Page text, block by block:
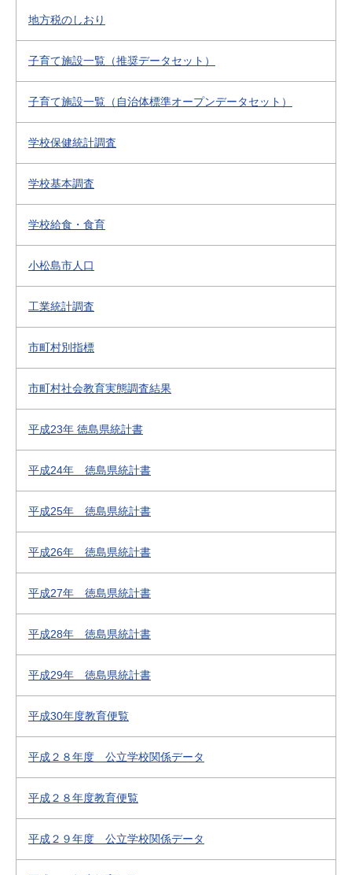
地方税のしおり
子育て施設一覧（推奨データセット）
子育て施設一覧（自治体標準オープンデータセット）
学校保健統計調査
学校基本調査
学校給食・食育
小松島市人口
工業統計調査
市町村別指標
市町村社会教育実態調査結果
平成23年 徳島県統計書
平成24年 徳島県統計書
平成25年 徳島県統計書
平成26年 徳島県統計書
平成27年 徳島県統計書
平成28年 徳島県統計書
平成29年 徳島県統計書
平成30年度教育便覧
平成２８年度 公立学校関係データ
平成２８年度教育便覧
平成２９年度 公立学校関係データ